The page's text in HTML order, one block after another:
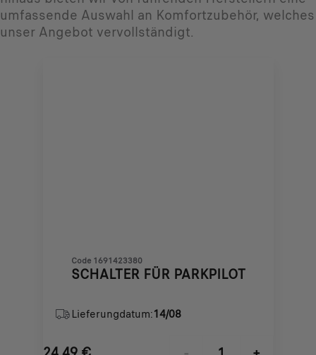
umfassende Auswahl an Komfortzubehör, welches
unser Angebot vervollständigt.
Code 1691423380
SCHALTER FÜR PARKPILOT
Lieferungdatum:14/08